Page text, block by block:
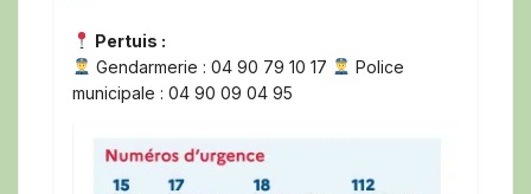
Pertuis :
Gendarmerie : 04 90 79 10 17
Police
municipale : 04 90 09 04 95